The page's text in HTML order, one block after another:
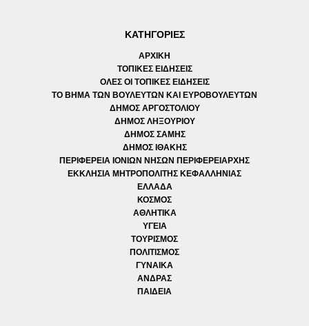
ΚΑΤΗΓΟΡΙΕΣ
ΑΡΧΙΚΗ
ΤΟΠΙΚΕΣ ΕΙΔΗΣΕΙΣ
ΟΛΕΣ ΟΙ ΤΟΠΙΚΕΣ ΕΙΔΗΣΕΙΣ
ΤΟ ΒΗΜΑ ΤΩΝ ΒΟΥΛΕΥΤΩΝ ΚΑΙ ΕΥΡΟΒΟΥΛΕΥΤΩΝ
ΔΗΜΟΣ ΑΡΓΟΣΤΟΛΙΟΥ
ΔΗΜΟΣ ΛΗΞΟΥΡΙΟΥ
ΔΗΜΟΣ ΣΑΜΗΣ
ΔΗΜΟΣ ΙΘΑΚΗΣ
ΠΕΡΙΦΕΡΕΙΑ ΙΟΝΙΩΝ ΝΗΣΩΝ ΠΕΡΙΦΕΡΕΙΑΡΧΗΣ
ΕΚΚΛΗΣΙΑ ΜΗΤΡΟΠΟΛΙΤΗΣ ΚΕΦΑΛΛΗΝΙΑΣ
ΕΛΛΑΔΑ
ΚΟΣΜΟΣ
ΑΘΛΗΤΙΚΑ
ΥΓΕΙΑ
ΤΟΥΡΙΣΜΟΣ
ΠΟΛΙΤΙΣΜΟΣ
ΓΥΝΑΙΚΑ
ΑΝΔΡΑΣ
ΠΑΙΔΕΙΑ